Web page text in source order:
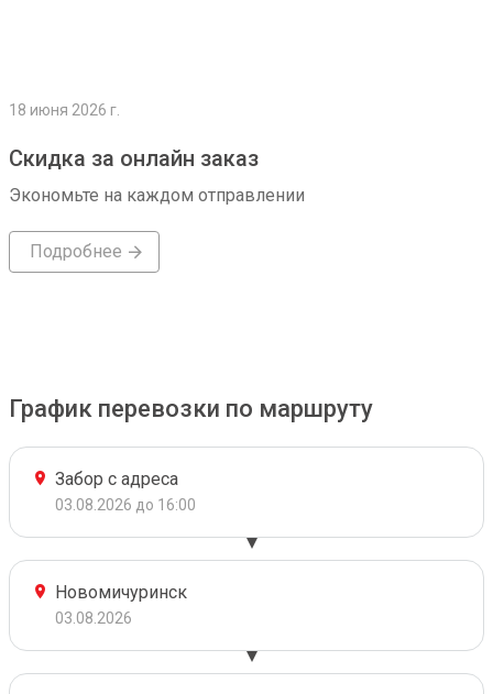
18 июня 2026 г.
Скидка за онлайн заказ
Экономьте на каждом отправлении
Подробнее
График перевозки по маршруту
Забор с адреса
03.08.2026 до 16:00
Новомичуринск
03.08.2026